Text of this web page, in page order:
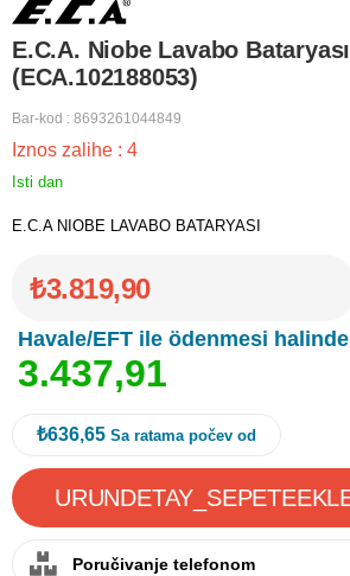
E.C.A. Niobe Lavabo Bataryası
(ECA.102188053)
Bar-kod : 8693261044849
Iznos zalihe : 4
Isti dan
E.C.A NIOBE LAVABO BATARYASI
₺3.819,90
Havale/EFT ile ödenmesi halinde
3.437,91
₺636,65 Sa ratama počev od
Poručivanje telefonom